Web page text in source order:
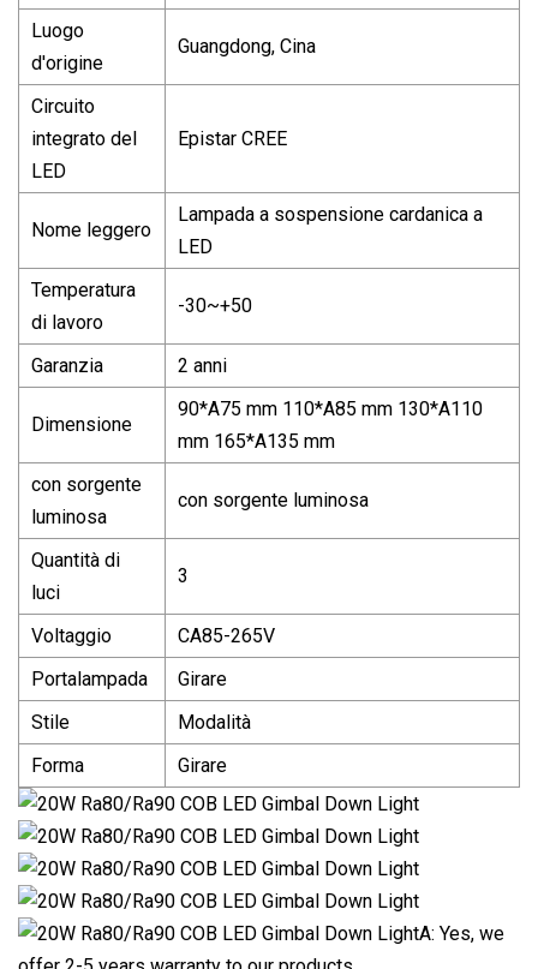
Luogo
d'origine
Guangdong, Cina
Circuito
integrato del
LED
Epistar CREE
Nome leggero
Lampada a sospensione cardanica a
LED
Temperatura
di lavoro
-30~+50
Garanzia 2 anni
Dimensione
90*A75 mm 110*A85 mm 130*A110
mm 165*A135 mm
con sorgente
luminosa
con sorgente luminosa
Quantità di
luci
3
Voltaggio
CA85-265V
Portalampada
Girare
Stile
Modalità
Forma
Girare
A: Yes, we